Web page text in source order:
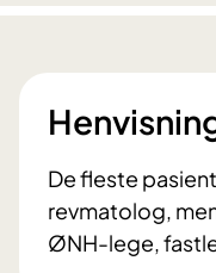
De fleste
revmatolog,
ØNH-lege,